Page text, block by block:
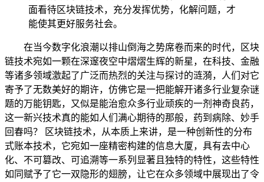
面看待区块链技术，充分发挥优势，化解问题，才
能使其更好服务社会。
在当今数字化浪潮以排山倒海之势席卷而来的时代，区块
链技术宛如一颗在深邃夜空中熠熠生辉的新星，在科技、金融
等诸多领域激起了广泛而热烈的关注与探讨的涟漪，人们对它
寄予了无数美好的期许，仿佛它是一把能解开诸多行业复杂谜
题的万能钥匙，又似是能治愈众多行业顽疾的一剂神奇良药，
这一新兴技术真的能如人们满心期待的那般，药到病除、妙手
回春吗？ 区块链技术，从本质上来讲，是一种创新性的分布
式账本技术，它宛如一座精密构建的信息大厦，具有去中心
化、不可篡改、可追溯等一系列显著且独特的特性，这些特性
如同赋予了它一双隐形的翅膀，让它在众多领域中展现出了令